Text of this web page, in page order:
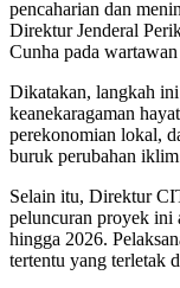
pencaharian dan
Direktur Jenderal
Cunha pada
Dikatakan, langkah
keanekaragaman
perekonomian lokal,
buruk perubahan
Selain itu, Direktur
peluncuran proyek ini
hingga 2026.
tertentu yang terletak